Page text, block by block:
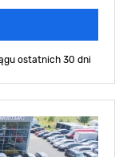
ostatnich 30 dni